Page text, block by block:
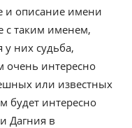
и описание имени
с таким именем,
них судьба,
очень интересно
или известных
будет интересно
Дагния в